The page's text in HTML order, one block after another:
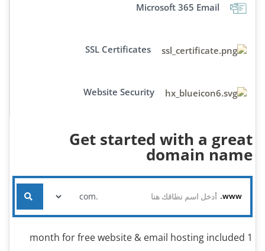
Get started with a great
domain name
www.
1 month for free website & email hosting included